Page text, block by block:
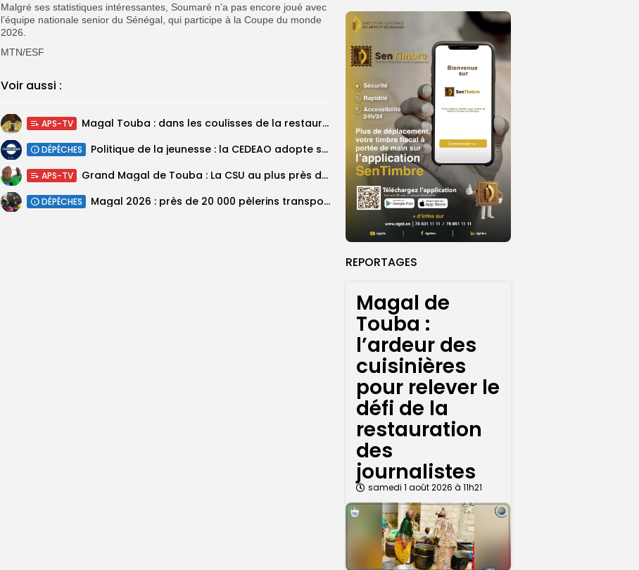
REPORTAGES
Magal de
Touba :
l’ardeur des
cuisinières
pour relever le
défi de la
restauration
des
journalistes
samedi 1 août 2026 à 11h21
Malgré ses statistiques intéressantes, Soumaré n’a pas encore joué avec
l’équipe nationale senior du Sénégal, qui participe à la Coupe du monde
2026.
MTN/ESF
Voir aussi :
APS-TV Magal Touba : dans les coulisses de la restauration de la presse...
DÉPÊCHES Politique de la jeunesse : la CEDEAO adopte son plan d’actions stratégiques...
APS-TV Grand Magal de Touba : La CSU au plus près des pèlerins
DÉPÊCHES Magal 2026 : près de 20 000 pèlerins transportés vers Touba en...